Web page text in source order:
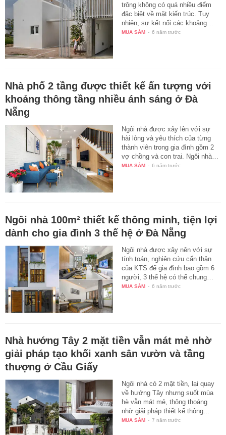
trông không có quá nhiều điểm
đặc biệt về mặt kiến trúc. Tuy
nhiên, sự kết nối các khoảng…
MUA SẮM - 6 năm trước
Nhà phố 2 tầng được thiết kế ấn tượng với
khoảng thông tầng nhiều ánh sáng ở Đà
Nẵng
Ngôi nhà được xây lên với sự
hài lòng và yêu thích của từng
thành viên trong gia đình gồm 2
vợ chồng và con trai. Ngôi nhà…
MUA SẮM - 6 năm trước
Ngôi nhà 100m² thiết kế thông minh, tiện lợi
dành cho gia đình 3 thế hệ ở Đà Nẵng
Ngôi nhà được xây nên với sự
tính toán, nghiên cứu cẩn thận
của KTS để gia đình bao gồm 6
người, 3 thế hệ có thể chung…
MUA SẮM - 6 năm trước
Nhà hướng Tây 2 mặt tiền vẫn mát mẻ nhờ
giải pháp tạo khối xanh sân vườn và tầng
thượng ở Cầu Giấy
Ngôi nhà có 2 mặt tiền, lại quay
về hướng Tây nhưng suốt mùa
hè vẫn mát mẻ, thông thoáng
nhờ giải pháp thiết kế thông…
MUA SẮM - 7 năm trước